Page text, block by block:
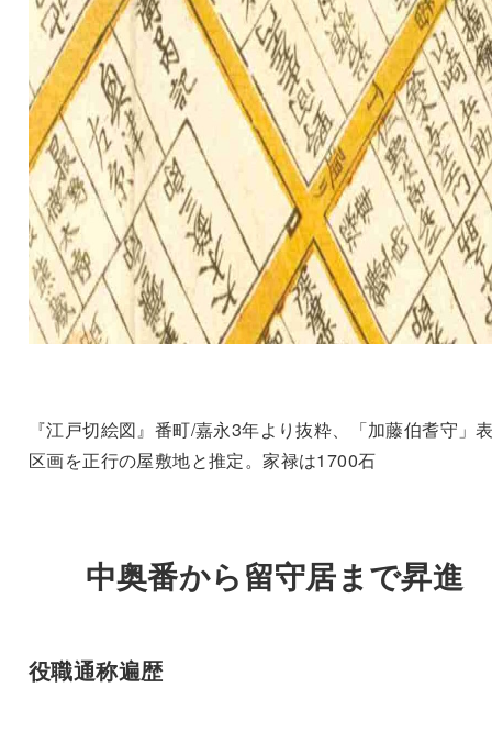
『江戸切絵図』番町/嘉永3年より抜粋、「加藤伯耆守」
区画を正行の屋敷地と推定。家禄は1700石
中奥番から留守居まで昇進
役職通称遍歴